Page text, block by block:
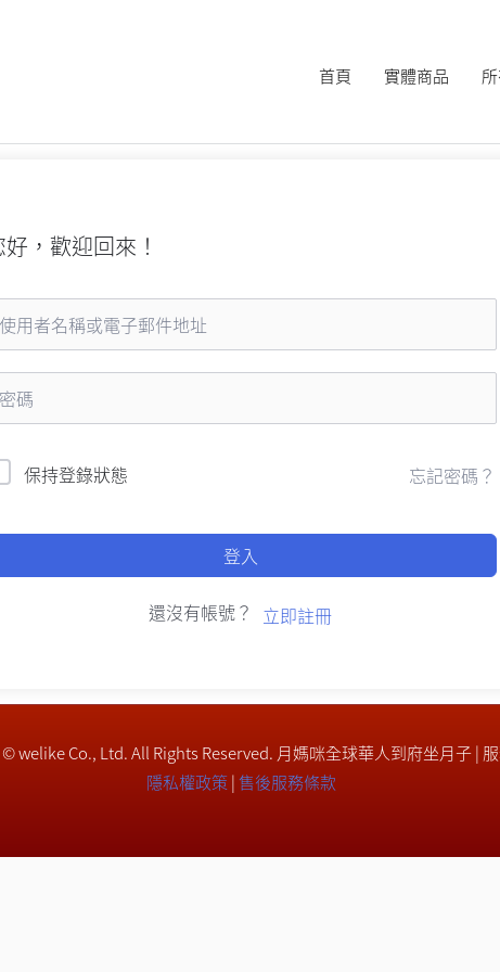
首頁 實體商品
好，歡迎回來！
保持登錄狀態 忘記密碼？
登入
還沒有帳號？ 立即註冊
welike Co., Ltd. All Rights Reserved. 月媽咪全球華人到府坐月子 |
隱私權政策|售後服務條款